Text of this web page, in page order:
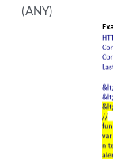
(ANY)